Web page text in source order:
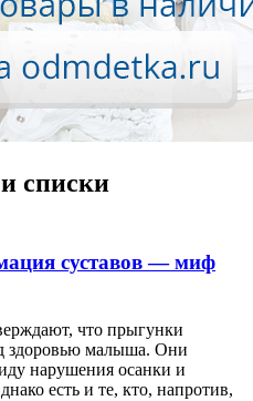
списки
суставов — миф
что прыгунки
здоровью малыша. Они
нарушения осанки и
есть и те, кто, напротив,